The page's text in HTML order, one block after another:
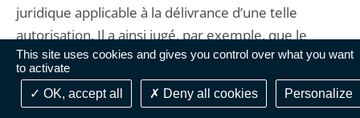
This site uses cookies and gives you control over what you want
to activate
OK, accept all
Deny all cookies Personalize
juridique applicable à la délivrance d’une telle
autorisation. Il a ainsi jugé, par exemple, que le
règlement d’un plan local d’urbanisme n’est pas
opposable au décret autorisant la création d’une
installation nucléaire de base, qui relève d’une